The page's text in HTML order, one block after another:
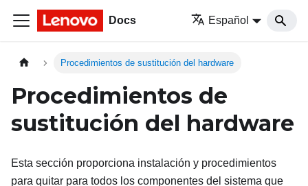
Docs Español
Procedimientos de sustitución del hardware
Procedimientos de
sustitución del hardware
Esta sección proporciona instalación y procedimientos
para quitar para todos los componentes del sistema que